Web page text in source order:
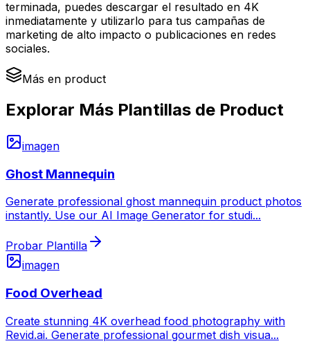
terminada, puedes descargar el resultado en 4K
inmediatamente y utilizarlo para tus campañas de
marketing de alto impacto o publicaciones en redes
sociales.
Más en product
Explorar Más Plantillas de Product
imagen
Ghost Mannequin
Generate professional ghost mannequin product photos
instantly. Use our AI Image Generator for studi...
Probar Plantilla
imagen
Food Overhead
Create stunning 4K overhead food photography with
Revid.ai. Generate professional gourmet dish visua...